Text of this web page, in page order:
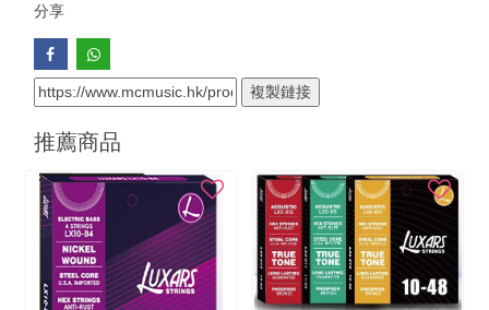
分享
複製鏈接
推薦商品